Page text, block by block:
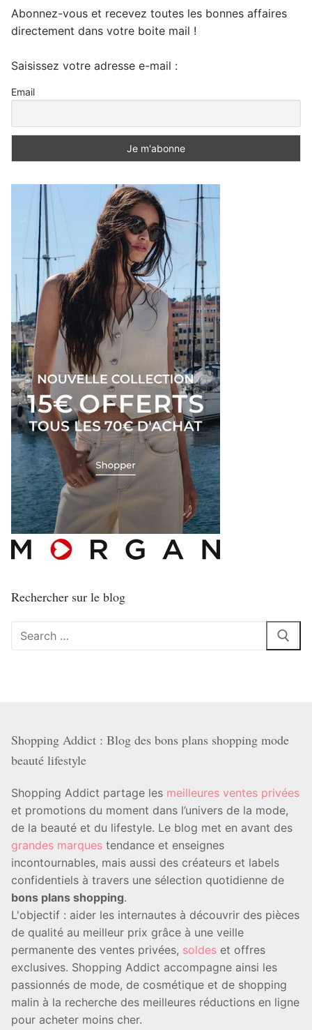
Abonnez-vous et recevez toutes les bonnes affaires
directement dans votre boite mail !
Saisissez votre adresse e-mail :
Email
Rechercher sur le blog
Rechercher
Shopping Addict : Blog des bons plans shopping mode
beauté lifestyle
Shopping Addict partage les meilleures ventes privées
et promotions du moment dans l’univers de la mode,
de la beauté et du lifestyle. Le blog met en avant des
grandes marques tendance et enseignes
incontournables, mais aussi des créateurs et labels
confidentiels à travers une sélection quotidienne de
bons plans shopping.
L'objectif : aider les internautes à découvrir des pièces
de qualité au meilleur prix grâce à une veille
permanente des ventes privées, soldes et offres
exclusives. Shopping Addict accompagne ainsi les
passionnés de mode, de cosmétique et de shopping
malin à la recherche des meilleures réductions en ligne
pour acheter moins cher.